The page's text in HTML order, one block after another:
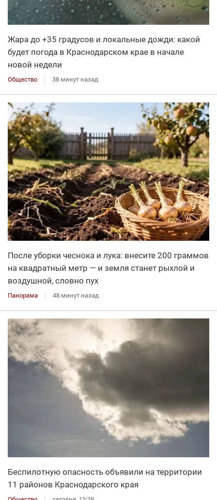
Жара до +35 градусов и локальные дожди: какой
будет погода в Краснодарском крае в начале
новой недели
Общество 38 минут назад
После уборки чеснока и лука: внесите 200 граммов
на квадратный метр — и земля станет рыхлой и
воздушной, словно пух
Панорама 48 минут назад
Беспилотную опасность объявили на территории
11 районов Краснодарского края